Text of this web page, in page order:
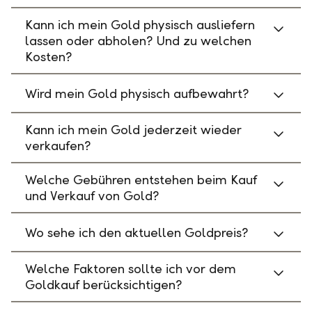
Kann ich mein Gold physisch ausliefern
lassen oder abholen? Und zu welchen
Kosten?
Wird mein Gold physisch aufbewahrt?
Kann ich mein Gold jederzeit wieder
verkaufen?
Welche Gebühren entstehen beim Kauf
und Verkauf von Gold?
Wo sehe ich den aktuellen Goldpreis?
Welche Faktoren sollte ich vor dem
Goldkauf berücksichtigen?